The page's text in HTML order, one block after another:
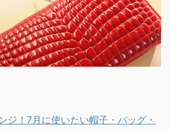
ジ！7月に使いたい帽子・バッグ・